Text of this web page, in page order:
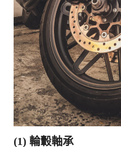
(1) 輪轂軸承